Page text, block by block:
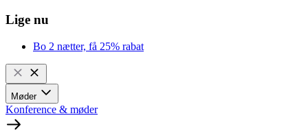
Lige nu
Bo 2 nætter, få 25% rabat
Møder
Konference & møder